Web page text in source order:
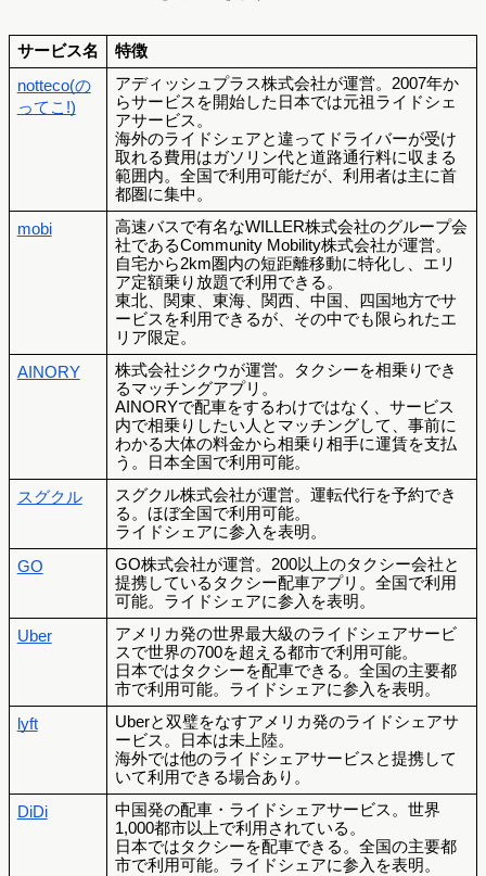
サービス名
特徴
notteco(の
ってこ!)
アディッシュプラス株式会社が運営。2007年か
らサービスを開始した日本では元祖ライドシェ
アサービス。
海外のライドシェアと違ってドライバーが受け
取れる費用はガソリン代と道路通行料に収まる
範囲内。全国で利用可能だが、利用者は主に首
都圏に集中。
mobi
高速バスで有名なWILLER株式会社のグループ会
社であるCommunity Mobility株式会社が運営。
自宅から2km圏内の短距離移動に特化し、エリ
ア定額乗り放題で利用できる。
東北、関東、東海、関西、中国、四国地方でサ
ービスを利用できるが、その中でも限られたエ
リア限定。
AINORY
株式会社ジクウが運営。タクシーを相乗りでき
るマッチングアプリ。
AINORYで配車をするわけではなく、サービス
内で相乗りしたい人とマッチングして、事前に
わかる大体の料金から相乗り相手に運賃を支払
う。日本全国で利用可能。
スグクル
スグクル株式会社が運営。運転代行を予約でき
る。ほぼ全国で利用可能。
ライドシェアに参入を表明。
GO
GO株式会社が運営。200以上のタクシー会社と
提携しているタクシー配車アプリ。全国で利用
可能。ライドシェアに参入を表明。
Uber
アメリカ発の世界最大級のライドシェアサービ
スで世界の700を超える都市で利用可能。
日本ではタクシーを配車できる。全国の主要都
市で利用可能。ライドシェアに参入を表明。
lyft
Uberと双璧をなすアメリカ発のライドシェアサ
ービス。日本は未上陸。
海外では他のライドシェアサービスと提携して
いて利用できる場合あり。
DiDi
中国発の配車・ライドシェアサービス。世界
1,000都市以上で利用されている。
日本ではタクシーを配車できる。全国の主要都
市で利用可能。ライドシェアに参入を表明。